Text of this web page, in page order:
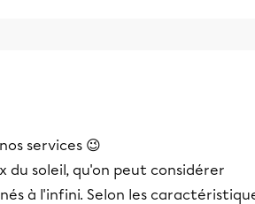
services 😉
du soleil, qu'on peut considérer
à l'infini. Selon les